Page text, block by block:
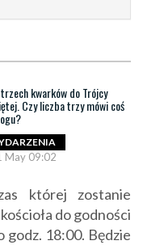
kwarków do Trójcy
Czy liczba trzy mówi coś
May 09:02
której zostanie
do godności
godz. 18:00. Będzie